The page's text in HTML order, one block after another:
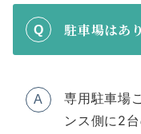
Q 駐車場はあ
A
専用駐車場
ンス側に2